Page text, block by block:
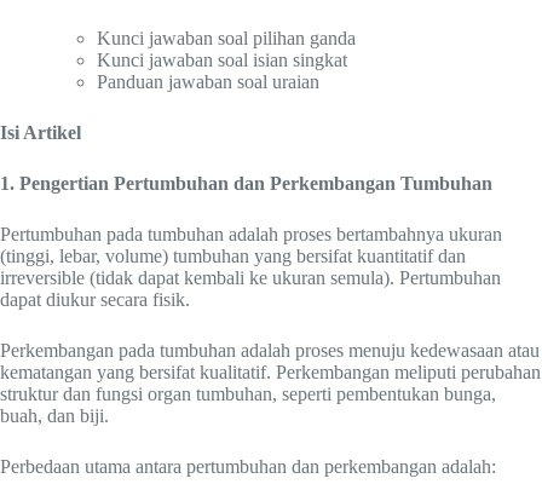
Kunci jawaban soal pilihan ganda
Kunci jawaban soal isian singkat
Panduan jawaban soal uraian
Isi Artikel
1. Pengertian Pertumbuhan dan Perkembangan Tumbuhan
Pertumbuhan pada tumbuhan adalah proses bertambahnya ukuran
(tinggi, lebar, volume) tumbuhan yang bersifat kuantitatif dan
irreversible (tidak dapat kembali ke ukuran semula). Pertumbuhan
dapat diukur secara fisik.
Perkembangan pada tumbuhan adalah proses menuju kedewasaan atau
kematangan yang bersifat kualitatif. Perkembangan meliputi perubahan
struktur dan fungsi organ tumbuhan, seperti pembentukan bunga,
buah, dan biji.
Perbedaan utama antara pertumbuhan dan perkembangan adalah: